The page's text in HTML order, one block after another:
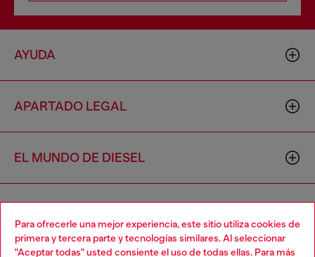
Para ofrecerle una mejor experiencia, este sitio utiliza cookies de
primera y tercera parte y tecnologías similares. Al seleccionar
"Aceptar todas" usted consiente el uso de todas ellas. Para más
AYUDA
APARTADO LEGAL
EL MUNDO DE DIESEL